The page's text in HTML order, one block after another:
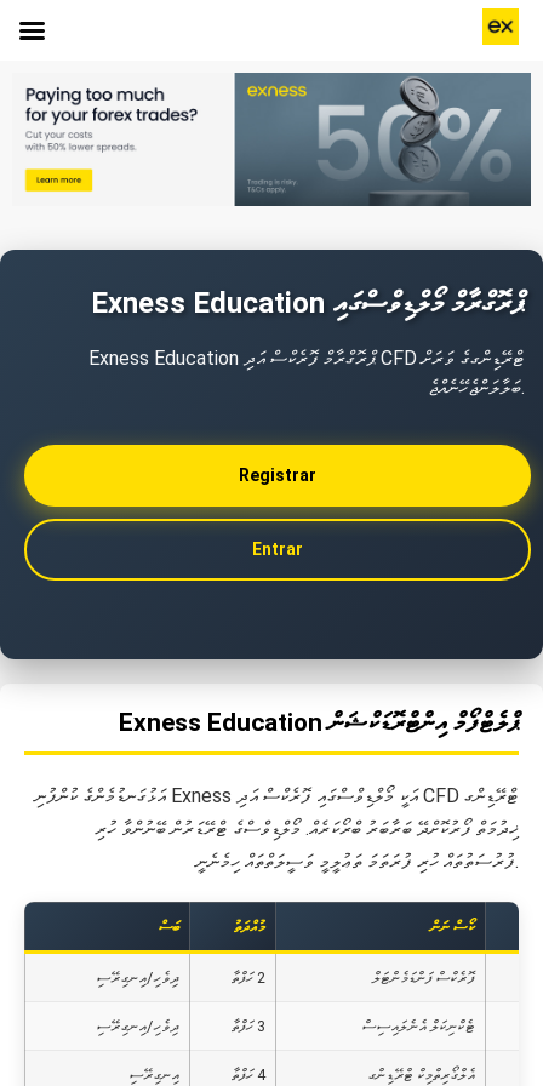
Exness Education ޕްރޮގްރާމް މޯލްޑިވްސްގައި
Exness Education ޕްރޮގްރާމް ފޮރެކްސް އަދި CFD ޓްރޭޑިންގގެ ވަރަށް
ބަލާލަންޖެހޭނެއްޖެ.
Registrar
Entrar
Exness Education ޕްލެޓްފޯމް އިންޓްރޮޑަކްޝަން
އަޅުގަނޑުމެންގެ ކުންފުނި Exness އަކީ މޯލްޑިވްސްގައި ފޮރެކްސް އަދި CFD ޓްރޭޑިންގ
ޚިދުމަތް ފޯރުކޮށްދޭ ބަރާބަރު ބްރޯކަރެއް. މޯލްޑިވްސްގެ ޓްރޭޑަރުން ބޭނުންވާ ހުރި
ފުރުސަތުތައް ހުރި ފުރަތަމަ ތަޢުލީމީ ވަސީލަތްތައް ހިމެނެނީ.
ކޯސް ނަން މުއްދަތު ބަސް
ފޮރެކްސް ފަންޑަމެންޓަލް 2 ހަފްތާ ދިވެހި/އިނގިރޭސި
ޓެކްނިކަލް އެނެލައިސިސް 3 ހަފްތާ ދިވެހި/އިނގިރޭސި
އެލްގޯރިތްމިކް ޓްރޭޑިންގ 4 ހަފްތާ އިނގިރޭސި